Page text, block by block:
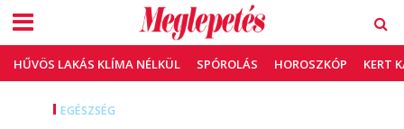
HŰVÖS LAKÁS KLÍMA NÉLKÜL SPÓROLÁS HOROSZKÓP KERT
EGÉSZSÉG